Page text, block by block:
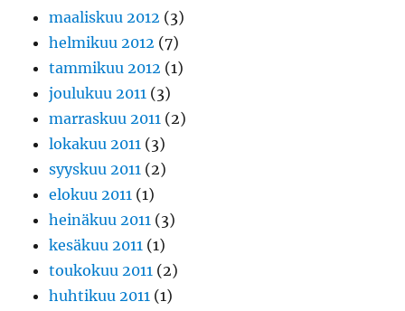
maaliskuu 2012 (3)
helmikuu 2012 (7)
tammikuu 2012 (1)
joulukuu 2011 (3)
marraskuu 2011 (2)
lokakuu 2011 (3)
syyskuu 2011 (2)
elokuu 2011 (1)
heinäkuu 2011 (3)
kesäkuu 2011 (1)
toukokuu 2011 (2)
huhtikuu 2011 (1)